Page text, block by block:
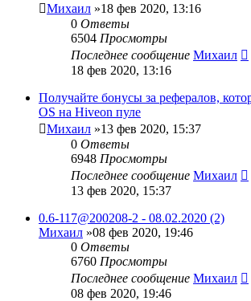
Михаил »18 фев 2020, 13:16
0 Ответы
6504 Просмотры
Последнее сообщение Михаил
18 фев 2020, 13:16
Получайте бонусы за рефералов,
OS на Hiveon пуле
Михаил »13 фев 2020, 15:37
0 Ответы
6948 Просмотры
Последнее сообщение Михаил
13 фев 2020, 15:37
0.6-117@200208-2 - 08.02.2020 (2)
Михаил »08 фев 2020, 19:46
0 Ответы
6760 Просмотры
Последнее сообщение Михаил
08 фев 2020, 19:46